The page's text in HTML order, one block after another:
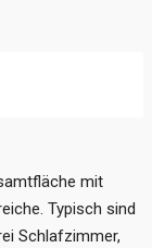
mit
Typisch sind
Schlafzimmer,